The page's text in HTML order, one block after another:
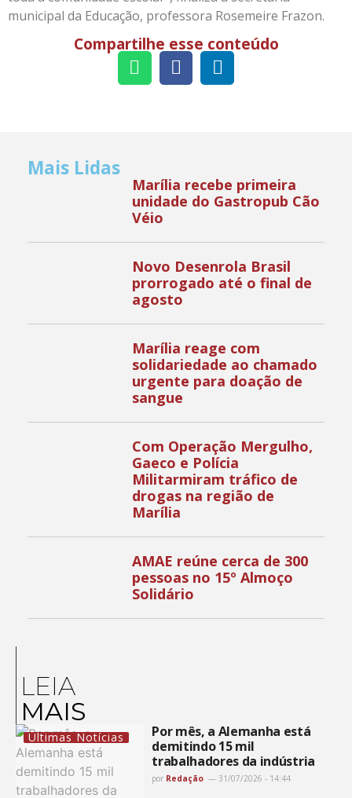
municipal da Educação, professora Rosemeire Frazon.
Compartilhe esse conteúdo
Mais Lidas
Marília recebe primeira
unidade do Gastropub Cão
Véio
Novo Desenrola Brasil
prorrogado até o final de
agosto
Marília reage com
solidariedade ao chamado
urgente para doação de
sangue
Com Operação Mergulho,
Gaeco e Polícia
Militarmiram tráfico de
drogas na região de
Marília
AMAE reúne cerca de 300
pessoas no 15º Almoço
Solidário
LEIA
MAIS
Últimas Notícias
Por mês, a Alemanha está
demitindo 15 mil
trabalhadores da indústria
por Redação 31/07/2026 - 14:44